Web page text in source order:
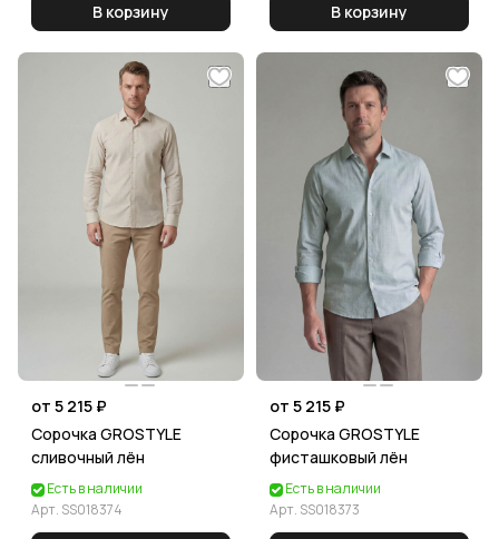
В корзину В корзину
от 5 215 ₽
Сорочка GROSTYLE
сливочный лён
Есть в наличии
Арт. SS018374
от 5 215 ₽
Сорочка GROSTYLE
фисташковый лён
Есть в наличии
Арт. SS018373